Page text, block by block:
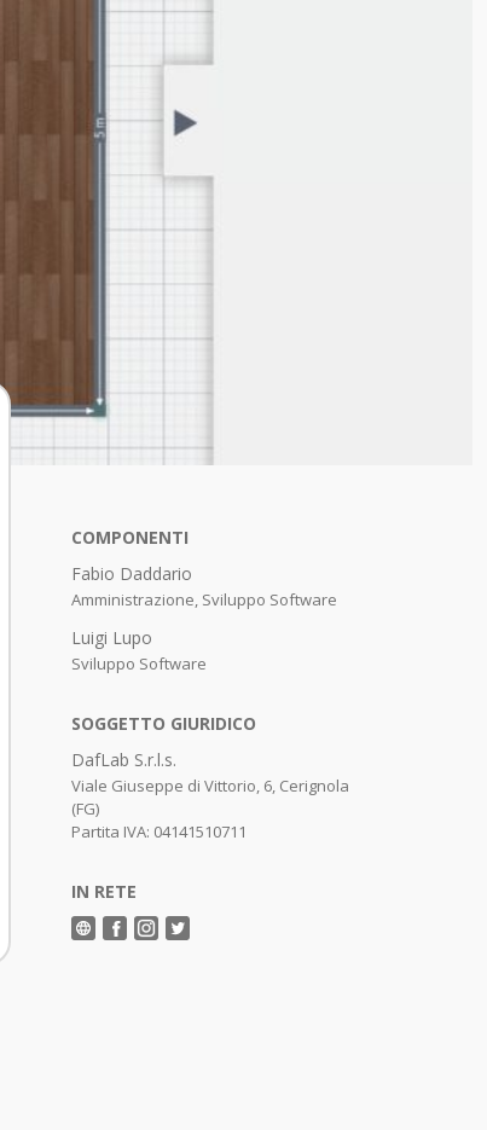
COMPONENTI
Fabio Daddario
Amministrazione, Sviluppo Software
Luigi Lupo
Sviluppo Software
SOGGETTO GIURIDICO
DafLab S.r.l.s.
Viale Giuseppe di Vittorio, 6, Cerignola
(FG)
Partita IVA: 04141510711
IN RETE